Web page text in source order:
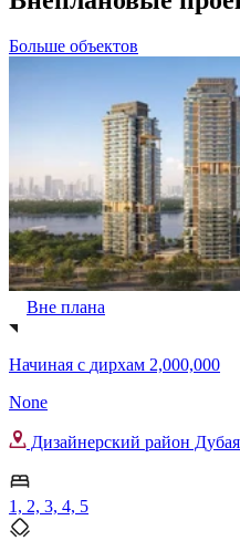
Больше объектов
Вне плана
Начиная с дирхам 2,000,000
None
Дизайнерский район
1, 2, 3, 4, 5